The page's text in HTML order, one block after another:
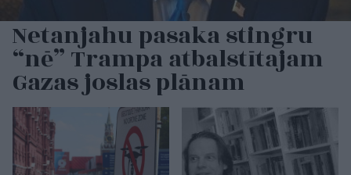
Netanjahu pasaka stingru
“nē” Trampa atbalstītajam
Gazas joslas plānam